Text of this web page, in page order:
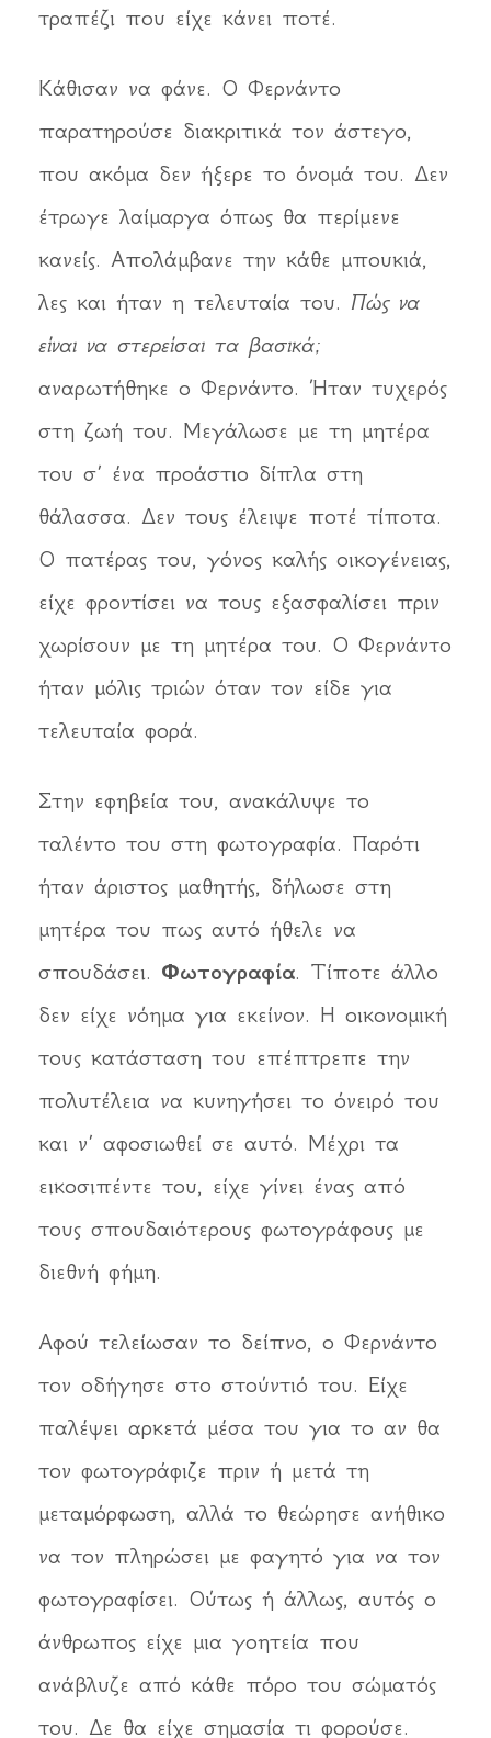
τραπέζι που είχε κάνει ποτέ.
Κάθισαν να φάνε. Ο Φερνάντο
παρατηρούσε διακριτικά τον άστεγο,
που ακόμα δεν ήξερε το όνομά του. Δεν
έτρωγε λαίμαργα όπως θα περίμενε
κανείς. Απολάμβανε την κάθε μπουκιά,
λες και ήταν η τελευταία του. Πώς να
είναι να στερείσαι τα βασικά;
αναρωτήθηκε ο Φερνάντο. Ήταν τυχερός
στη ζωή του. Μεγάλωσε με τη μητέρα
του σ’ ένα προάστιο δίπλα στη
θάλασσα. Δεν τους έλειψε ποτέ τίποτα.
Ο πατέρας του, γόνος καλής οικογένειας,
είχε φροντίσει να τους εξασφαλίσει πριν
χωρίσουν με τη μητέρα του. Ο Φερνάντο
ήταν μόλις τριών όταν τον είδε για
τελευταία φορά.
Στην εφηβεία του, ανακάλυψε το
ταλέντο του στη φωτογραφία. Παρότι
ήταν άριστος μαθητής, δήλωσε στη
μητέρα του πως αυτό ήθελε να
σπουδάσει. Φωτογραφία. Τίποτε άλλο
δεν είχε νόημα για εκείνον. Η οικονομική
τους κατάσταση του επέπτρεπε την
πολυτέλεια να κυνηγήσει το όνειρό του
και ν’ αφοσιωθεί σε αυτό. Μέχρι τα
εικοσιπέντε του, είχε γίνει ένας από
τους σπουδαιότερους φωτογράφους με
διεθνή φήμη.
Αφού τελείωσαν το δείπνο, ο Φερνάντο
τον οδήγησε στο στούντιό του. Είχε
παλέψει αρκετά μέσα του για το αν θα
τον φωτογράφιζε πριν ή μετά τη
μεταμόρφωση, αλλά το θεώρησε ανήθικο
να τον πληρώσει με φαγητό για να τον
φωτογραφίσει. Ούτως ή άλλως, αυτός ο
άνθρωπος είχε μια γοητεία που
ανάβλυζε από κάθε πόρο του σώματός
του. Δε θα είχε σημασία τι φορούσε.